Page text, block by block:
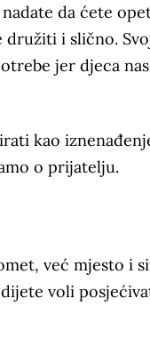
da ćete
družiti i slično.
jer djeca
kao
o prijatelju.
već mjesto i
voli